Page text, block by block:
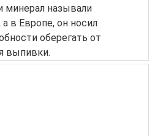
минерал называли
в Европе, он носил
оберегать от
выпивки.